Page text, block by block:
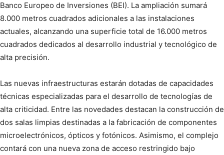
Banco Europeo de Inversiones (BEI). La ampliación sumará
8.000 metros cuadrados adicionales a las instalaciones
actuales, alcanzando una superficie total de 16.000 metros
cuadrados dedicados al desarrollo industrial y tecnológico de
alta precisión.
Las nuevas infraestructuras estarán dotadas de capacidades
técnicas especializadas para el desarrollo de tecnologías de
alta criticidad. Entre las novedades destacan la construcción de
dos salas limpias destinadas a la fabricación de componentes
microelectrónicos, ópticos y fotónicos. Asimismo, el complejo
contará con una nueva zona de acceso restringido bajo